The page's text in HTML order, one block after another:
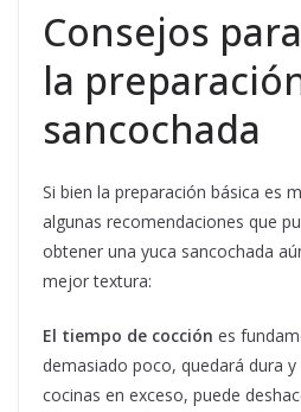
Consejos
la
sancochada
Si bien la preparación básica es
algunas recomendaciones que
obtener una yuca sancochada
mejor textura:
El tiempo de cocción es
demasiado poco, quedará dura
cocinas en exceso, puede